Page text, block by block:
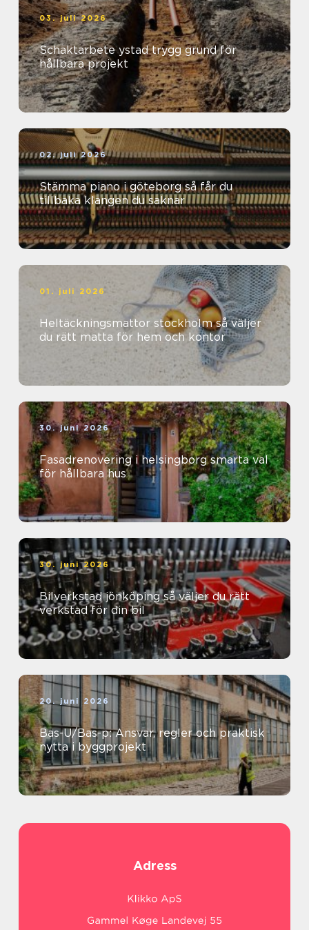
03. juli 2026
Schaktarbete ystad trygg grund för
hållbara projekt
02. juli 2026
Stämma piano i göteborg så får du
tillbaka klangen du saknar
01. juli 2026
Heltäckningsmattor stockholm så väljer
du rätt matta för hem och kontor
30. juni 2026
Fasadrenovering i helsingborg smarta val
för hållbara hus
30. juni 2026
Bilverkstad jönköping så väljer du rätt
verkstad för din bil
20. juni 2026
Bas-U/Bas-p: Ansvar, regler och praktisk
nytta i byggprojekt
Adress